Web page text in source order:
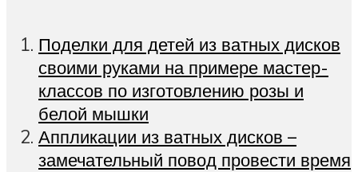
Поделки для детей из ватных дисков
своими руками на примере мастер-
классов по изготовлению розы и
белой мышки
Аппликации из ватных дисков –
замечательный повод провести время